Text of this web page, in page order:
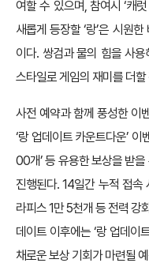
여할 수 있으며, 참여시 ‘캐
새롭게 등장할 ‘랑’은 시원
이다. 쌍검과 물의 힘을 사
스타일로 게임의 재미를 더할
사전 예약과 함께 풍성한 이
‘랑 업데이트 카운트다운’ 이
00개’ 등 유용한 보상을 받
진행된다. 14일간 누적 접속
라피스 1만 5천개 등 전력 강
데이트 이후에는 ‘랑 업데이
채로운 보상 기회가 마련될